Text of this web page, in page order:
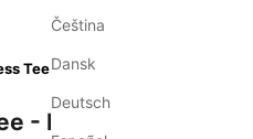
Čeština
Dansk
Deutsch
Tee - Black
- Black